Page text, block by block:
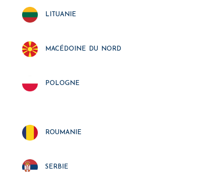
lituanie
macédoine du nord
pologne
roumanie
serbie